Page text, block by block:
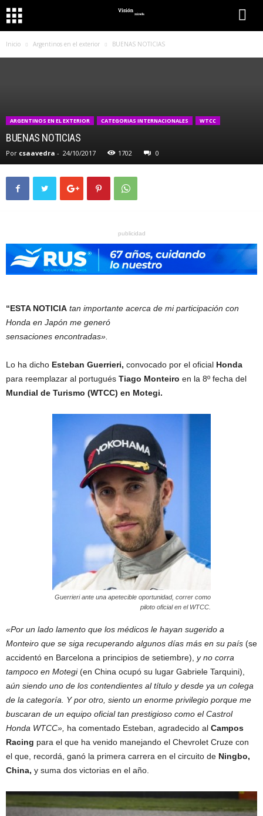
Inicio Argentinos en el exterior BUENAS NOTICIAS
ARGENTINOS EN EL EXTERIOR CATEGORIAS INTERNACIONALES WTCC
BUENAS NOTICIAS
Por csaavedra - 24/10/2017 1702 0
publicidad
“ESTA NOTICIA tan importante acerca de mi participación con
Honda en Japón me generó
sensaciones encontradas».
Lo ha dicho Esteban Guerrieri, convocado por el oficial Honda
para reemplazar al portugués Tiago Monteiro en la 8º fecha del
Mundial de Turismo (WTCC) en Motegi.
Guerrieri ante una apetecible oportunidad, correr como
piloto oficial en el WTCC.
«Por un lado lamento que los médicos le hayan sugerido a
Monteiro que se siga recuperando algunos días más en su país (se
accidentó en Barcelona a principios de setiembre), y no corra
tampoco en Motegi(en China ocupó su lugar Gabriele Tarquini),
aún siendo uno de los contendientes al título y desde ya un colega
de la categoría. Y por otro, siento un enorme privilegio porque me
buscaran de un equipo oficial tan prestigioso como el Castrol
Honda WTCC», ha comentado Esteban, agradecido al Campos
Racing para el que ha venido manejando el Chevrolet Cruze con
el que, recordá, ganó la primera carrera en el circuito de Ningbo,
China, y suma dos victorias en el año.